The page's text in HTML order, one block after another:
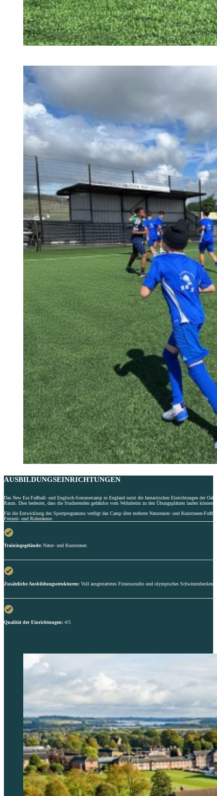
AUSBILDUNGSEINRICHTUNGEN
Das New Era Fußball- und Englisch-Sommercamp in England nutzt die fantastischen Einrichtungen der
Raum. Dies bedeutet, dass die Studierenden gefahrlos vom Wohnheim zu den Übungsplätzen laufen können.
Für die Entwicklung des Sportprogramms verfügt das Camp über mehrere Naturrasen- und Kunstrasen-
Freizeit- und Ruheräume.
Trainingsgelände: Natur- und Kunstrasen
Zusätzliche Ausbildungsstrukturen: Voll ausgestattetes Fitnessstudio und olympisches Schwimmbecken
Qualität der Einrichtungen: 4/5